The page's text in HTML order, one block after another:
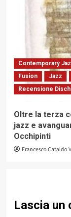
Contemporary
Fusion
Jazz
Recensione
Oltre la terza
jazz e
Occhipinti
Francesco Cataldo
Lascia un